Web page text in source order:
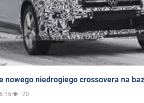
nowego niedrogiego crossovera na
20